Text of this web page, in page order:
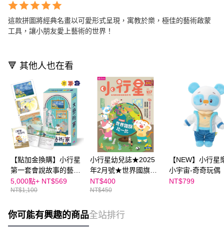
這款拼圖將經典名畫以可愛形式呈現，寓教於樂，極佳的藝術啟蒙
工具，讓小朋友愛上藝術的世界！
🔻 其他人也在看
【點加金換購】小行星
第一套會說故事的藝術
啟蒙拼圖｜內含3款Q
版世界名畫
5,000點+ NT$569
NT$1,100
小行星幼兒誌★2025
年2月號★世界國旗比
一比
NT$400
NT$450
【NEW】小行星
小宇宙-奇奇玩偶
NT$799
你可能有興趣的商品全站排行